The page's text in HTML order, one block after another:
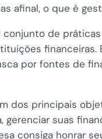
afinal, o que é
de
financeiras.
por fontes de
dos principais
gerenciar suas
consiga honrar